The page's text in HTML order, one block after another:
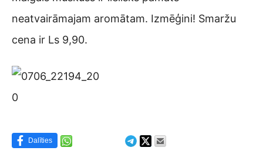
neatvairāmajam aromātam. Izmēģini! Smaržu
cena ir Ls 9,90.
Dalīties